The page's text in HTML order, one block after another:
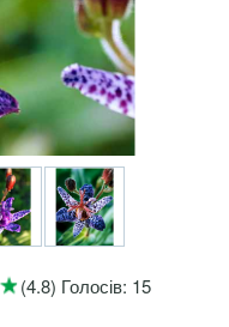
(4.8) Голосів: 15